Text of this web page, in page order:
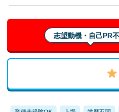
志望動機・自己PR